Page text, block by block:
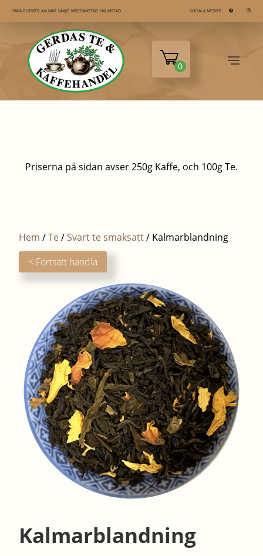
VÅRA BUTIKER KALMAR VÄXJÖ KRISTIANSTAD HALMSTAD SOCIALA MEDIER
0
Priserna på sidan avser 250g Kaffe, och 100g Te.
Hem /Te / Svart te smaksatt/ Kalmarblandning
< Fortsätt handla
Kalmarblandning